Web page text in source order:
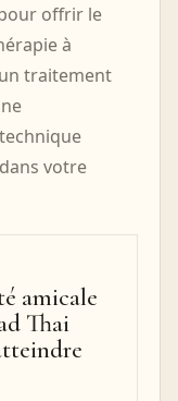
offrir le
à
traitement
votre
amicale
Thai